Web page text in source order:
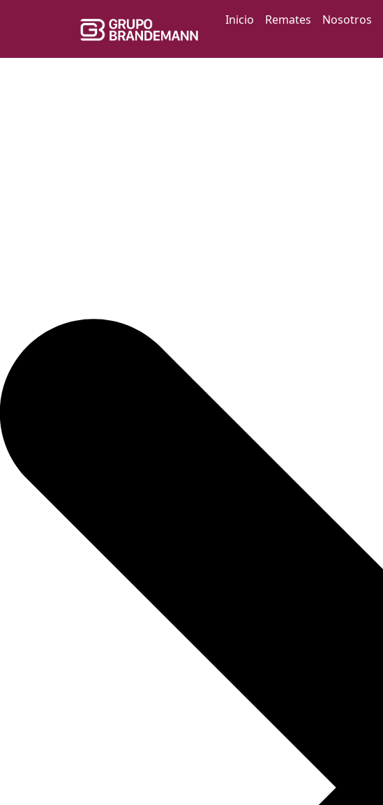
Inicio Remates Nosotros